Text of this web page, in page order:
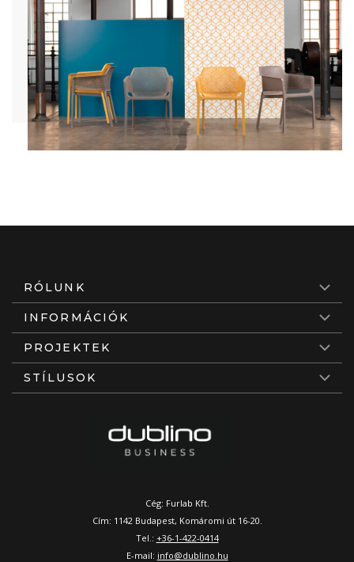
RÓLUNK
INFORMÁCIÓK
PROJEKTEK
STÍLUSOK
Cég: Furlab Kft.
Cím: 1142 Budapest, Komáromi út 16-20.
Tel.: +36-1-422-0414
E-mail: info@dublino.hu